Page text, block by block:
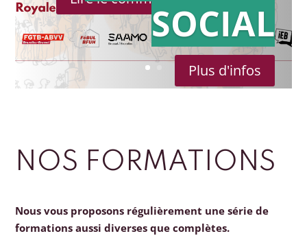
SOCIAL
Plus d'infos
NOS FORMATIONS
Nous vous proposons régulièrement une série de
formations aussi diverses que complètes.